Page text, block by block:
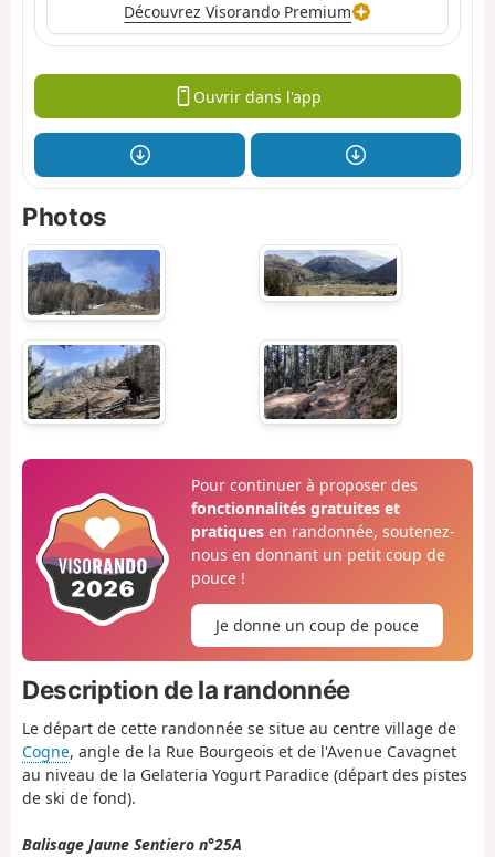
Découvrez Visorando Premium
Ouvrir dans l'app
Photos
Pour continuer à proposer des
fonctionnalités gratuites et
pratiquesen randonnée, soutenez-
nous en donnant un petit coup de
pouce !
Je donne un coup de pouce
Description de la randonnée
Le départ de cette randonnée se situe au centre village de
Cogne, angle de la Rue Bourgeois et de l'Avenue Cavagnet
au niveau de la Gelateria Yogurt Paradice (départ des pistes
de ski de fond).
Balisage Jaune Sentiero n°25A